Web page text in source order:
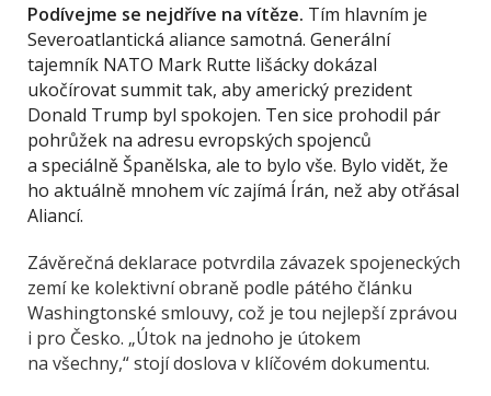
Podívejme se nejdříve na vítěze. Tím hlavním je
Severoatlantická aliance samotná. Generální
tajemník NATO Mark Rutte lišácky dokázal
ukočírovat summit tak, aby americký prezident
Donald Trump byl spokojen. Ten sice prohodil pár
pohrůžek na adresu evropských spojenců
a speciálně Španělska, ale to bylo vše. Bylo vidět, že
ho aktuálně mnohem víc zajímá Írán, než aby otřásal
Aliancí.
Závěrečná deklarace potvrdila závazek spojeneckých
zemí ke kolektivní obraně podle pátého článku
Washingtonské smlouvy, což je tou nejlepší zprávou
i pro Česko. „Útok na jednoho je útokem
na všechny,“ stojí doslova v klíčovém dokumentu.